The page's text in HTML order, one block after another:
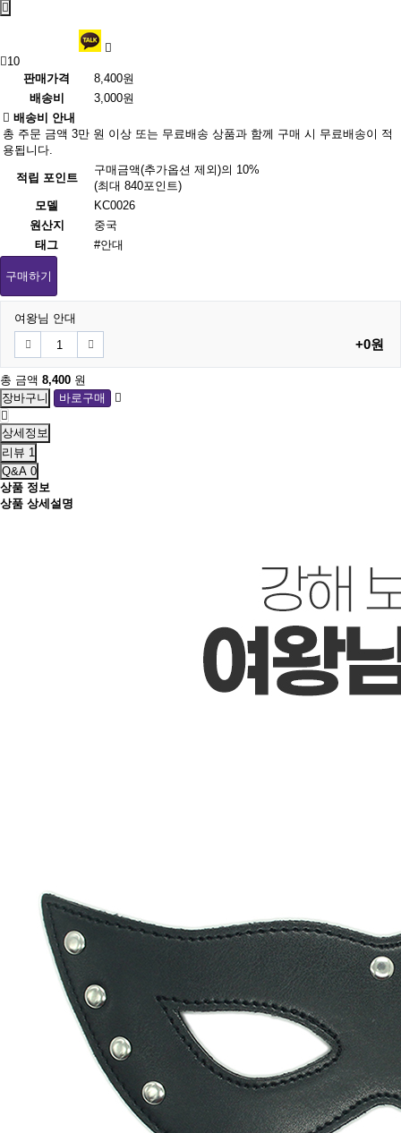
10
판매가격
8,400원
배송비
3,000원
배송비 안내
총 주문 금액 3만 원 이상 또는 무료배송 상품과 함께 구매 시 무료배송이 적
용됩니다.
적립 포인트
구매금액(추가옵션 제외)의 10%
(최대 840포인트)
모델
KC0026
원산지
중국
태그
#안대
구매하기
여왕님 안대
+0원
총 금액 8,400 원
상세정보
리뷰 1
Q&A 0
상품 정보
상품 상세설명